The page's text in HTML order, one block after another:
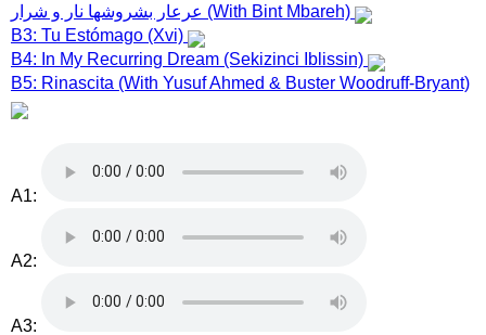
عرعار بشروشها نار و شرار (With Bint Mbareh)
B3: Tu Estómago (Xvi)
B4: In My Recurring Dream (Sekizinci Iblissin)
B5: Rinascita (With Yusuf Ahmed & Buster Woodruff-Bryant)
A1:
A2:
A3: